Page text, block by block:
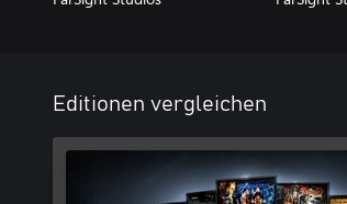
Editionen vergleichen